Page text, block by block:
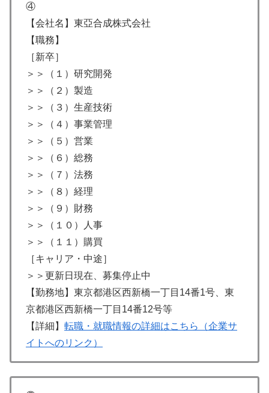
④
【会社名】東亞合成株式会社
【職務】
［新卒］
＞＞（１）研究開発
＞＞（２）製造
＞＞（３）生産技術
＞＞（４）事業管理
＞＞（５）営業
＞＞（６）総務
＞＞（７）法務
＞＞（８）経理
＞＞（９）財務
＞＞（１０）人事
＞＞（１１）購買
［キャリア・中途］
＞＞更新日現在、募集停止中
【勤務地】東京都港区西新橋一丁目14番1号、東
京都港区西新橋一丁目14番12号等
【詳細】 転職・就職情報の詳細はこちら（企業サ
イトへのリンク）